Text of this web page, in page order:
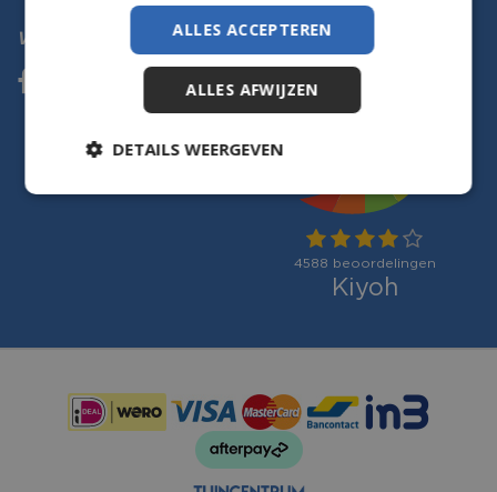
Volg ons ALLES ACCEPTEREN
ALLES AFWIJZEN
DETAILS WEERGEVEN